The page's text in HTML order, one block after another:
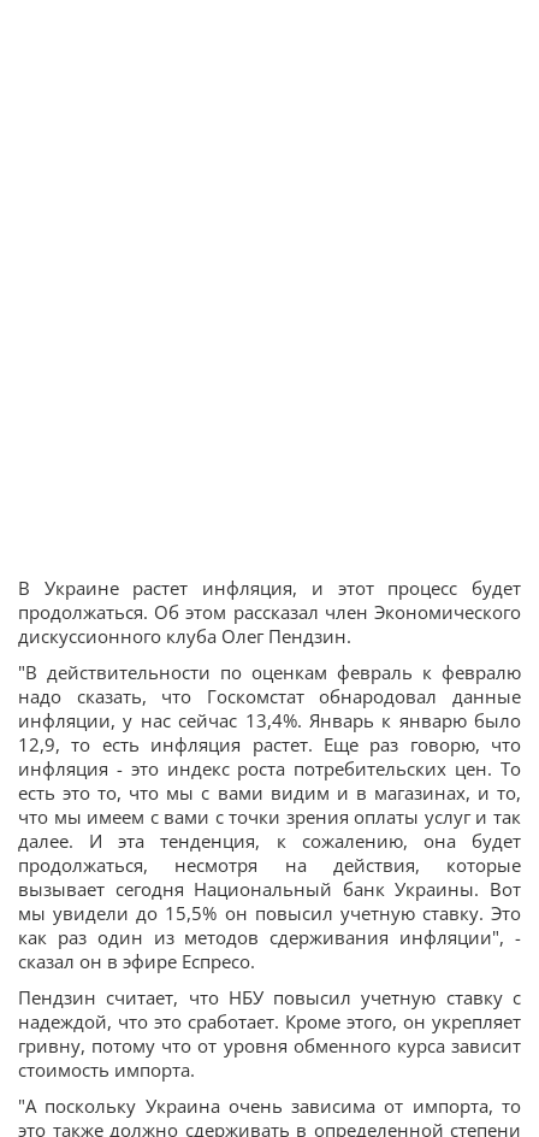
В Украине растет инфляция, и этот процесс будет
продолжаться. Об этом рассказал член Экономического
дискуссионного клуба Олег Пендзин.
"В действительности по оценкам февраль к февралю
надо сказать, что Госкомстат обнародовал данные
инфляции, у нас сейчас 13,4%. Январь к январю было
12,9, то есть инфляция растет. Еще раз говорю, что
инфляция - это индекс роста потребительских цен. То
есть это то, что мы с вами видим и в магазинах, и то,
что мы имеем с вами с точки зрения оплаты услуг и так
далее. И эта тенденция, к сожалению, она будет
продолжаться, несмотря на действия, которые
вызывает сегодня Национальный банк Украины. Вот
мы увидели до 15,5% он повысил учетную ставку. Это
как раз один из методов сдерживания инфляции", -
сказал он в эфире Еспресо.
Пендзин считает, что НБУ повысил учетную ставку с
надеждой, что это сработает. Кроме этого, он укрепляет
гривну, потому что от уровня обменного курса зависит
стоимость импорта.
"А поскольку Украина очень зависима от импорта, то
это также должно сдерживать в определенной степени